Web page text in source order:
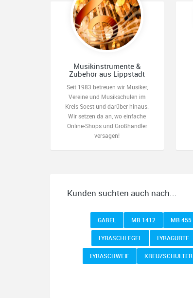
Musikinstrumente &
Zubehör aus Lippstadt
Seit 1983 betreuen wir Musiker,
Vereine und Musikschulen im
Kreis Soest und darüber hinaus.
Wir setzen da an, wo einfache
Online-Shops und Großhändler
versagen!
Kunden suchten auch nach...
GABEL MB 1412 MB 455
LYRASCHLEGEL LYRAGURTE
LYRASCHWEIF KREUZSCHULTER